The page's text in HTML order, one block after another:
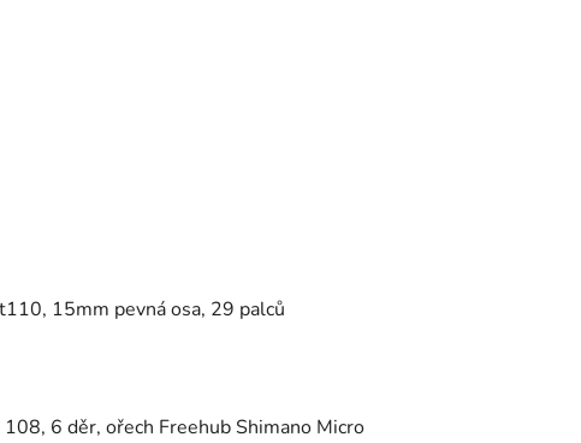
15mm pevná osa, 29 palců
6 děr, ořech Freehub Shimano Micro